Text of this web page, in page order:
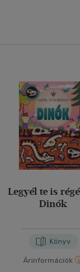
Legyél te is
Dinók
Könyv
Árinformációk